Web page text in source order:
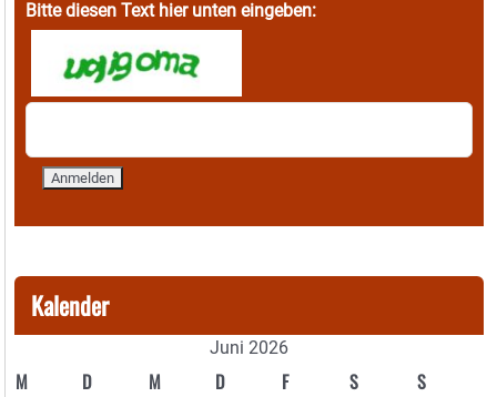
Bitte diesen Text hier unten eingeben:
Kalender
Juni 2026
M D M D F S S